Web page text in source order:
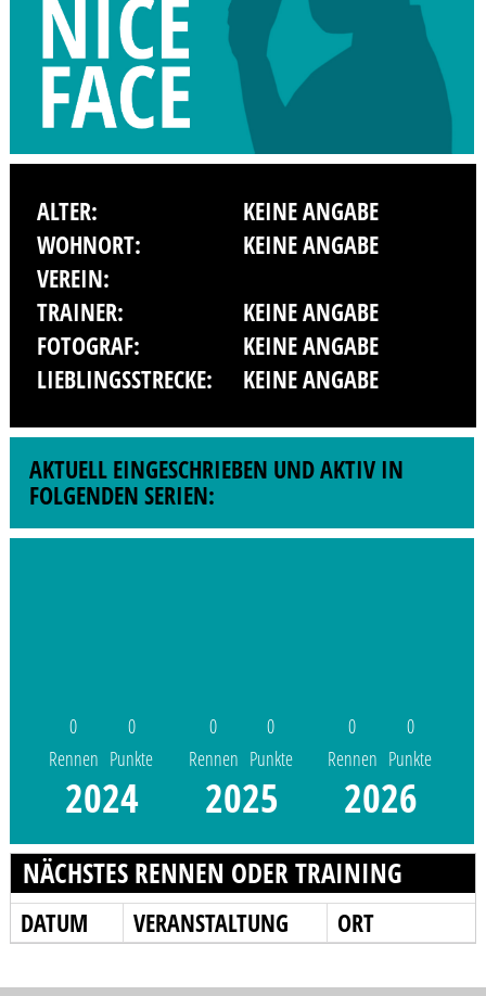
ALTER:
KEINE ANGABE
WOHNORT:
KEINE ANGABE
VEREIN:
TRAINER:
KEINE ANGABE
FOTOGRAF:
KEINE ANGABE
LIEBLINGSSTRECKE:
KEINE ANGABE
AKTUELL EINGESCHRIEBEN UND AKTIV IN
FOLGENDEN SERIEN:
0
Rennen
0
Punkte
2024
0
Rennen
0
Punkte
2025
0
Rennen
0
Punkte
2026
NÄCHSTES RENNEN ODER TRAINING
DATUM VERANSTALTUNG ORT